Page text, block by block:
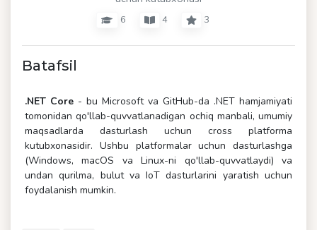
6 4 3
Batafsil
.NET Core - bu Microsoft va GitHub-da .NET hamjamiyati
tomonidan qo'llab-quvvatlanadigan ochiq manbali, umumiy
maqsadlarda dasturlash uchun cross platforma
kutubxonasidir. Ushbu platformalar uchun dasturlashga
(Windows, macOS va Linux-ni qo'llab-quvvatlaydi) va
undan qurilma, bulut va IoT dasturlarini yaratish uchun
foydalanish mumkin.